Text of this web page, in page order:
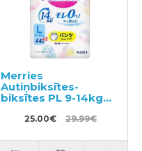
Merries
Autiņbiksītes-
biksītes PL 9-14kg
25.00€ 29.99€